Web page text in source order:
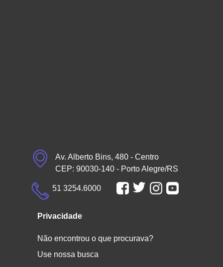
Av. Alberto Bins, 480 - Centro
CEP: 90030-140 - Porto Alegre/RS
51 3254.6000
Privacidade
Não encontrou o que procurava?
Use nossa busca